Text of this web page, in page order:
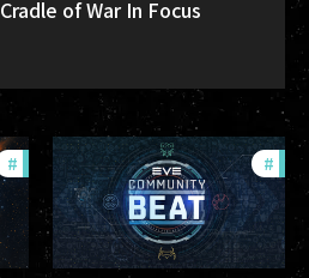
Cradle of War In Focus
# community #